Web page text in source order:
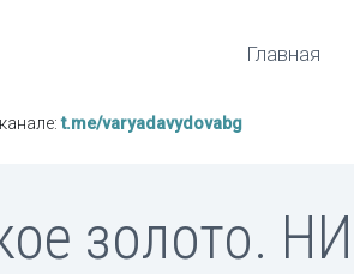
Главная
t.me/varyadavydovabg
золото.